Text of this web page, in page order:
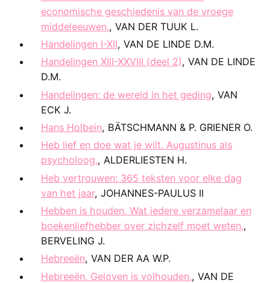
economische geschiedenis van de vroege
middeleeuwen., VAN DER TUUK L.
Handelingen I-XII, VAN DE LINDE D.M.
Handelingen XIII-XXVIII (deel 2), VAN DE LINDE
D.M.
Handelingen: de wereld in het geding, VAN
ECK J.
Hans Holbein, BÄTSCHMANN & P. GRIENER O.
Heb lief en doe wat je wilt. Augustinus als
psycholoog., ALDERLIESTEN H.
Heb vertrouwen: 365 teksten voor elke dag
van het jaar, JOHANNES-PAULUS II
Hebben is houden. Wat iedere verzamelaar en
boekenliefhebber over zichzelf moet weten.,
BERVELING J.
Hebreeën, VAN DER AA W.P.
Hebreeën. Geloven is volhouden., VAN DE